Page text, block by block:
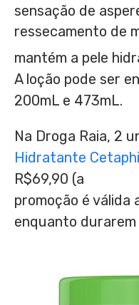
sensação de
ressecamento de
mantém a pele
A loção pode ser
200mL e 473mL.
Na Droga Raia, 2
Hidratante
R$69,90 (a
promoção é válida
enquanto